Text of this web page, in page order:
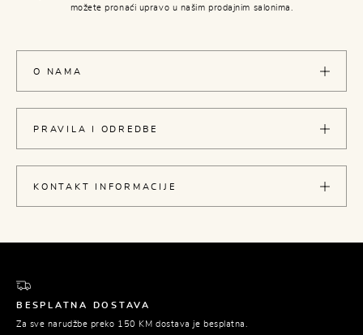
možete pronaći upravo u našim prodajnim salonima.
O NAMA
PRAVILA I ODREDBE
KONTAKT INFORMACIJE
BESPLATNA DOSTAVA
Za sve narudžbe preko 150 KM dostava je besplatna.